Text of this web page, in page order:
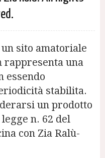
sito amatoriale
rappresenta una
essendo
stabilita.
un prodotto
n. 62 del
con Zia Ralù-